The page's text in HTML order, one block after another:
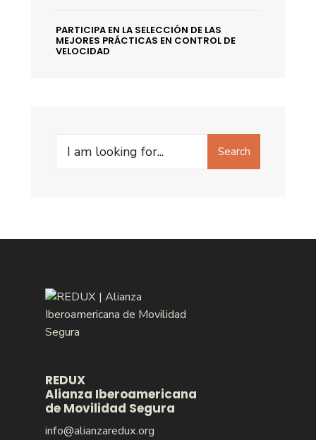
PARTICIPA EN LA SELECCIÓN DE LAS
MEJORES PRÁCTICAS EN CONTROL DE
VELOCIDAD
Search
Search
REDUX
Alianza Iberoamericana
de Movilidad Segura
info@alianzaredux.org